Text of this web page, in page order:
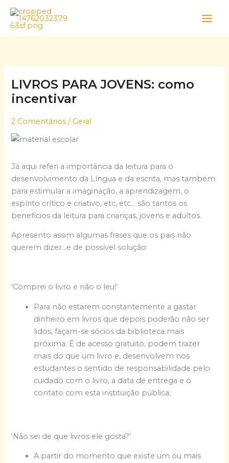
Skip
content
LIVROS PARA JOVENS: como
incentivar
2 Comentários / Geral
Já aqui referi a importância da leitura para o
desenvolvimento da Língua e da escrita, mas também
para estimular a imaginação, a aprendizagem, o
espírito crítico e criativo, etc, etc… são tantos os
benefícios da leitura para crianças, jovens e adultos.
Apresento assim algumas frases que os pais não
querem dizer…e de possível solução:
‘Comprei o livro e não o leu!’
Para não estarem constantemente a gastar
dinheiro em livros que depois poderão não ser
lidos, façam-se sócios da biblioteca mais
próxima. É de acesso gratuito, podem trazer
mais do que um livro e, desenvolvem nos
estudantes o sentido de responsabilidade pelo
cuidado com o livro, a data de entrega e o
contato com esta instituição pública;
‘Não sei de que livros ele gosta?’
A partir do momento que existe um ou mais